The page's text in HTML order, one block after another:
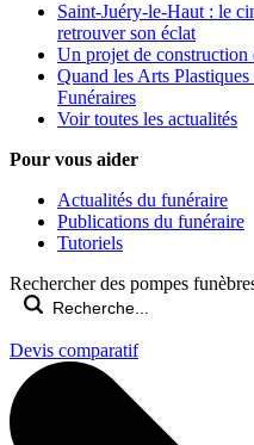
Saint-Juéry-le-Haut : le
retrouver son éclat
Un projet de
Quand les Arts
Funéraires
Voir toutes les actualités
Pour vous aider
Actualités du funéraire
Publications du funéraire
Tutoriels
Rechercher des pompes
Devis comparatif